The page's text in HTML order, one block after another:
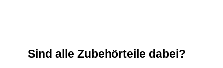
Sind alle Zubehörteile dabei?